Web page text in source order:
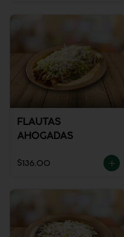
FLAUTAS
AHOGADAS
$136.00